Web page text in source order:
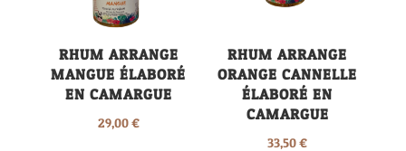
RHUM ARRANGE
MANGUE ÉLABORÉ
EN CAMARGUE
29,00€
RHUM ARRANGE
ORANGE CANNELLE
ÉLABORÉ EN
CAMARGUE
33,50€